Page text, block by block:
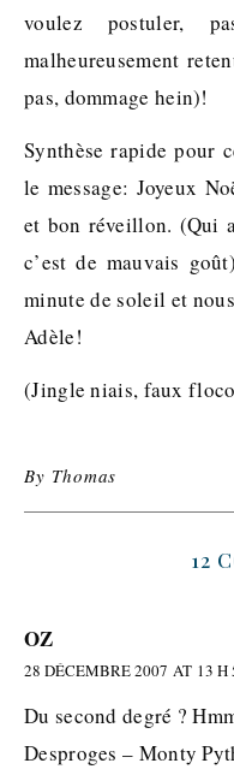
voulez postuler,
malheureusement
pas, dommage hein)!
Synthèse rapide pour
le message: Joyeux
et bon réveillon. (Qui
c’est de mauvais
minute de soleil et
Adèle!
(Jingle niais, faux
By Thomas
12
OZ
28 DÉCEMBRE 2007 AT 13 H
Du second degré ?
Desproges – Monty